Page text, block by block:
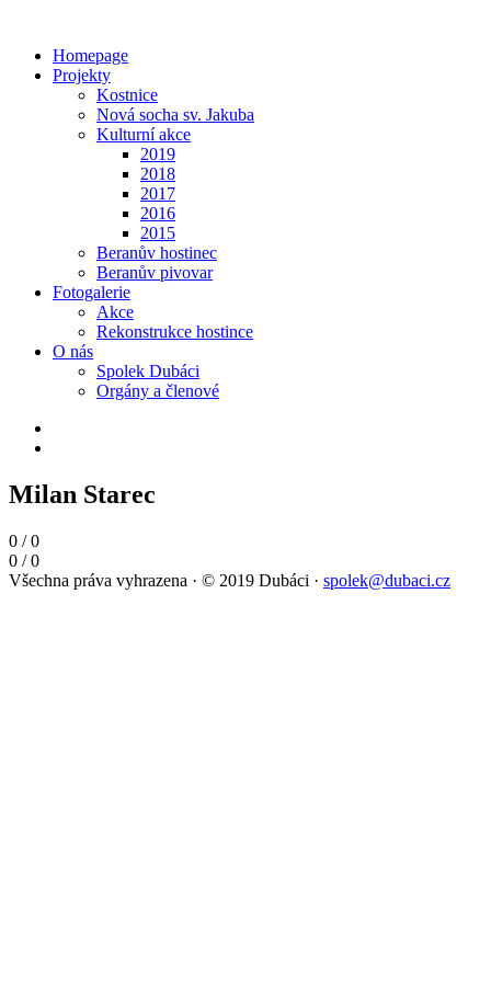
Homepage
Projekty
Kostnice
Nová socha sv. Jakuba
Kulturní akce
2019
2018
2017
2016
2015
Beranův hostinec
Beranův pivovar
Fotogalerie
Akce
Rekonstrukce hostince
O nás
Spolek Dubáci
Orgány a členové
Milan Starec
0 /0
0 /0
Všechna práva vyhrazena · © 2019 Dubáci · spolek@dubaci.cz